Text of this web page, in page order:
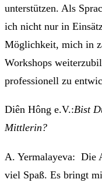
unterstützen. Als
ich nicht nur in
Möglichkeit, mich in
Workshops
professionell zu
Diên Hông e.V.:Bist
Mittlerin?
A. Yermalayeva: Die
viel Spaß. Es bringt